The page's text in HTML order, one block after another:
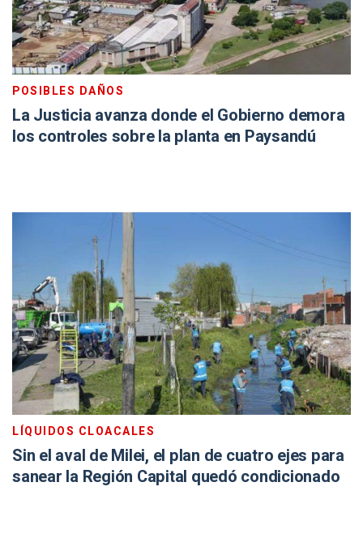
POSIBLES DAÑOS
La Justicia avanza donde el Gobierno demora
los controles sobre la planta en Paysandú
LÍQUIDOS CLOACALES
Sin el aval de Milei, el plan de cuatro ejes para
sanear la Región Capital quedó condicionado